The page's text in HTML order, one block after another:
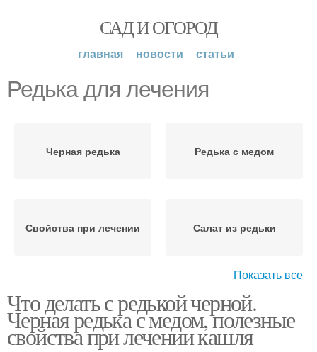
САД И ОГОРОД
главная новости статьи
Редька для лечения
Черная редька Редька с медом
Свойства при лечении Салат из редьки
Редька для организма Редьки для мужчин
Показать все
Что делать с редькой черной.
Черная редька с медом, полезные
свойства при лечении кашля